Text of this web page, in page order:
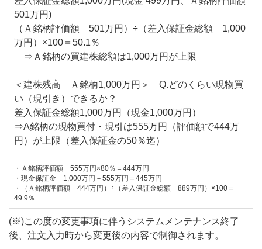
501万円)
（Ａ銘柄評価額 501万円）÷（差入保証金総額 1,000
万円）×100＝50.1％
⇒Ａ銘柄の買建株総額は1,000万円が上限
＜建株残高 Ａ銘柄1,000万円＞ Q.どのくらい現物買
い（現引き）できるか？
差入保証金総額1,000万円（現金1,000万円）
⇒A銘柄の現物買付・現引は555万円（評価額で444万
円）が上限（差入保証金の50％迄）
・Ａ銘柄評価額 555万円×80％＝444万円
・現金保証金 1,000万円－555万円＝445万円
・（Ａ銘柄評価額 444万円）÷（差入保証金総額 889万円）×100＝
49.9％
(※)この度の変更事項に伴うシステムメンテナンス終了
後、注文入力時から変更後の内容で制御されます。